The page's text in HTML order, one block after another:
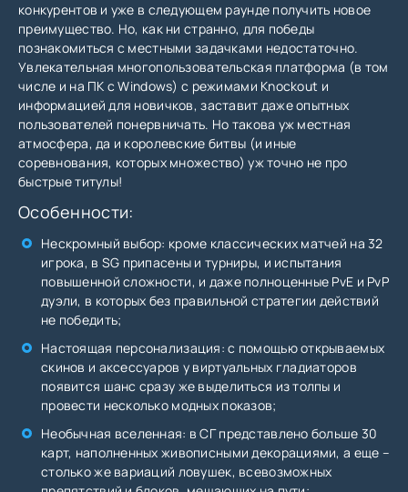
конкурентов и уже в следующем раунде получить новое
преимущество. Но, как ни странно, для победы
познакомиться с местными задачками недостаточно.
Увлекательная многопользовательская платформа (в том
числе и на ПК с Windows) с режимами Knockout и
информацией для новичков, заставит даже опытных
пользователей понервничать. Но такова уж местная
атмосфера, да и королевские битвы (и иные
соревнования, которых множество) уж точно не про
быстрые титулы!
Особенности:
Нескромный выбор: кроме классических матчей на 32
игрока, в SG припасены и турниры, и испытания
повышенной сложности, и даже полноценные PvE и PvP
дуэли, в которых без правильной стратегии действий
не победить;
Настоящая персонализация: с помощью открываемых
скинов и аксессуаров у виртуальных гладиаторов
появится шанс сразу же выделиться из толпы и
провести несколько модных показов;
Необычная вселенная: в СГ представлено больше 30
карт, наполненных живописными декорациями, а еще –
столько же вариаций ловушек, всевозможных